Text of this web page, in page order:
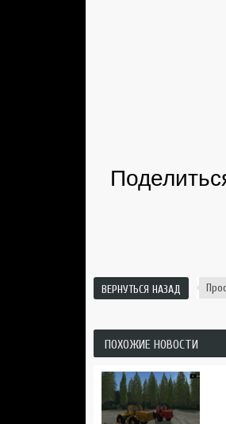
ВЕРНУТЬСЯ НАЗАД
ПОХОЖИЕ НОВОСТИ